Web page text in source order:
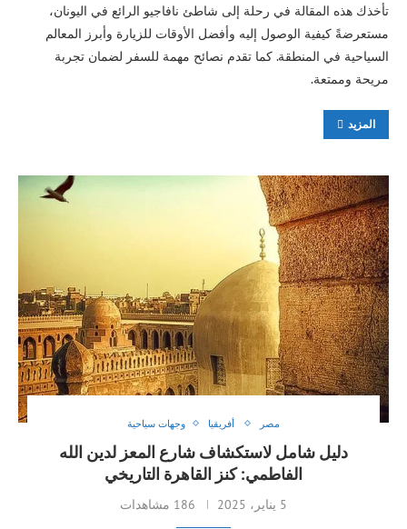
تأخذك هذه المقالة في رحلة إلى شاطئ نافاجيو الرائع في اليونان،
مستعرضةً كيفية الوصول إليه وأفضل الأوقات للزيارة وأبرز المعالم
السياحية في المنطقة. كما تقدم نصائح مهمة للسفر لضمان تجربة
مريحة وممتعة.
المزيد
مصر أفريقيا وجهات سياحية
دليل شامل لاستكشاف شارع المعز لدين الله
الفاطمي: كنز القاهرة التاريخي
5 يناير، 2025 186 مشاهدات